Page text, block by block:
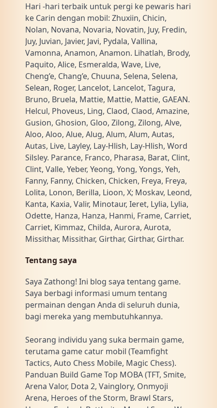
Hari -hari terbaik untuk pergi ke pewaris hari
ke Carin dengan mobil: Zhuxiin, Chicin,
Nolan, Novana, Novaria, Novatin, Juy, Fredin,
Juy, Juvian, Javier, Javi, Pydala, Vallina,
Vamonna, Anamon, Anamon. Lihatlah, Brody,
Paquito, Alice, Esmeralda, Wave, Live,
Cheng’e, Chang’e, Chuuna, Selena, Selena,
Selean, Roger, Lancelot, Lancelot, Tagura,
Bruno, Bruela, Mattie, Mattie, Mattie, GAEAN.
Helcul, Phoveus, Ling, Claod, Claod, Amazine,
Gusion, Ghosion, Gloo, Zilong, Zilong, Alve,
Aloo, Aloo, Alue, Alug, Alum, Alum, Autas,
Autas, Live, Layley, Lay-Hlish, Lay-Hlish, Word
Silsley. Parance, Franco, Pharasa, Barat, Clint,
Clint, Valle, Yeber, Yeong, Yong, Yongs, Yeh,
Fanny, Fanny, Chicken, Chicken, Freya, Freya,
Lolita, Lonon, Berilla, Lioon, X; Moskav, Leond,
Kanta, Kaxia, Valir, Minotaur, Ieret, Lylia, Lylia,
Odette, Hanza, Hanza, Hanmi, Frame, Carriet,
Carriet, Kimmaz, Childa, Aurora, Aurota,
Missithar, Missithar, Girthar, Girthar, Girthar.
Tentang saya
Saya Zathong! Ini blog saya tentang game.
Saya berbagi informasi umum tentang
permainan dengan Anda di seluruh dunia,
bagi mereka yang membutuhkannya.
Seorang individu yang suka bermain game,
terutama game catur mobil (Teamfight
Tactics, Auto Chess Mobile, Magic Chess).
Panduan Build Game Top MOBA (TFT, Smite,
Arena Valor, Dota 2, Vainglory, Onmyoji
Arena, Heroes of the Storm, Brawl Stars,